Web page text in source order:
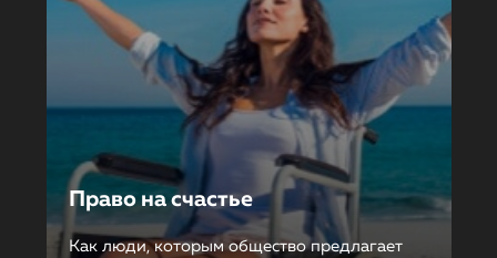
Право на счастье
Как люди, которым общество предлагает